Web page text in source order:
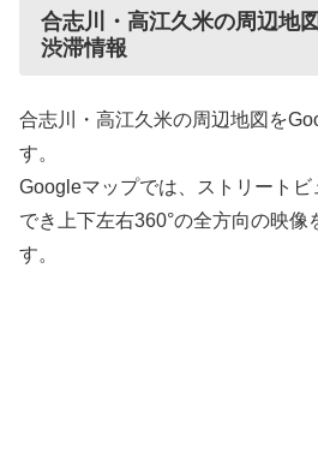
合志川・高江久米の周辺地
渋滞情報
合志川・高江久米の周辺地図を
す。
Googleマップでは、ストリート
でき上下左右360°の全方向の映像
す。